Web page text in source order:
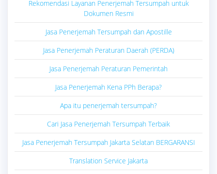
Rekomendasi Layanan Penerjemah Tersumpah untuk
Dokumen Resmi
Jasa Penerjemah Tersumpah dan Apostille
Jasa Penerjemah Peraturan Daerah (PERDA)
Jasa Penerjemah Peraturan Pemerintah
Jasa Penerjemah Kena PPh Berapa?
Apa itu penerjemah tersumpah?
Cari Jasa Penerjemah Tersumpah Terbaik
Jasa Penerjemah Tersumpah Jakarta Selatan BERGARANSI
Translation Service Jakarta